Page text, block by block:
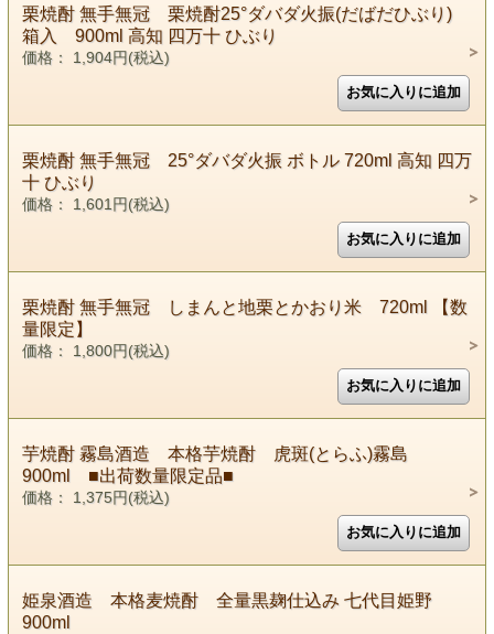
栗焼酎 無手無冠 栗焼酎25°ダバダ火振(だばだひぶり)
箱入 900ml 高知 四万十 ひぶり
価格： 1,904円(税込)
栗焼酎 無手無冠 25°ダバダ火振 ボトル 720ml 高知 四万
十 ひぶり
価格： 1,601円(税込)
栗焼酎 無手無冠 しまんと地栗とかおり米 720ml 【数
量限定】
価格： 1,800円(税込)
芋焼酎 霧島酒造 本格芋焼酎 虎斑(とらふ)霧島
900ml ■出荷数量限定品■
価格： 1,375円(税込)
姫泉酒造 本格麦焼酎 全量黒麹仕込み 七代目姫野
900ml